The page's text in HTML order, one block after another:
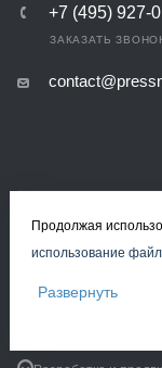
+7 (495) 927-
ЗАКАЗАТЬ
КАРТА САЙТА
Продолжая
использование
(включая IP-адрес,
использования
Развернуть